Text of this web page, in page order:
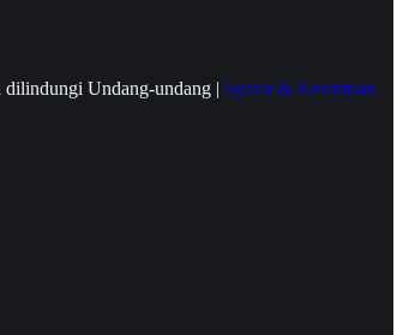
dilindungi Undang-undang | Syarat & Ketentuan